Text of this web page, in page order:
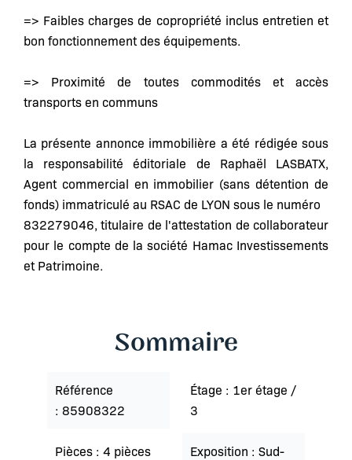
=> Faibles charges de copropriété inclus entretien et
bon fonctionnement des équipements.
=> Proximité de toutes commodités et accès
transports en communs
La présente annonce immobilière a été rédigée sous
la responsabilité éditoriale de Raphaël LASBATX,
Agent commercial en immobilier (sans détention de
fonds) immatriculé au RSAC de LYON sous le numéro
832279046, titulaire de l'attestation de collaborateur
pour le compte de la société Hamac Investissements
et Patrimoine.
Sommaire
Référence
85908322
Pièces 4 pièces
Étage
1er étage /
3
Exposition
Sud-